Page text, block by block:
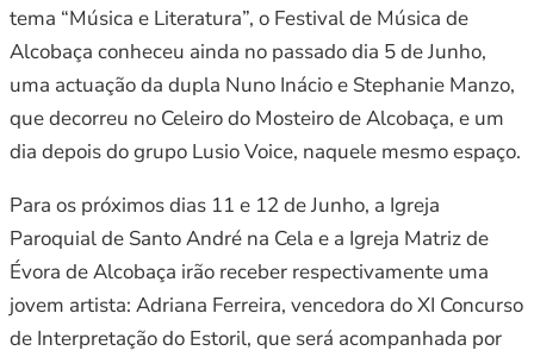
tema “Música e Literatura”, o Festival de Música de
Alcobaça conheceu ainda no passado dia 5 de Junho,
uma actuação da dupla Nuno Inácio e Stephanie Manzo,
que decorreu no Celeiro do Mosteiro de Alcobaça, e um
dia depois do grupo Lusio Voice, naquele mesmo espaço.
Para os próximos dias 11 e 12 de Junho, a Igreja
Paroquial de Santo André na Cela e a Igreja Matriz de
Évora de Alcobaça irão receber respectivamente uma
jovem artista: Adriana Ferreira, vencedora do XI Concurso
de Interpretação do Estoril, que será acompanhada por